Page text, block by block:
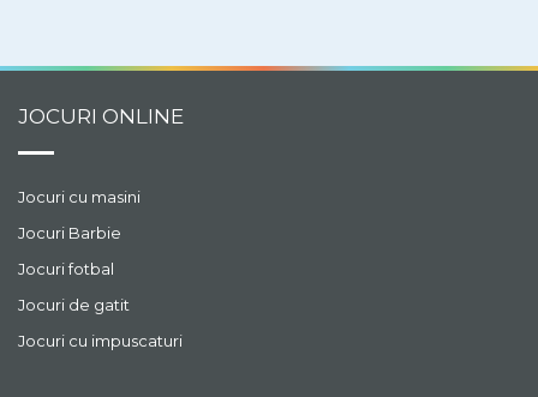
JOCURI ONLINE
Jocuri cu masini
Jocuri Barbie
Jocuri fotbal
Jocuri de gatit
Jocuri cu impuscaturi